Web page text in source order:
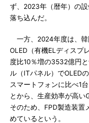
ず、2023年（暦年）の
落ち込んだ。
一方、2024年度は、韓
OLED（有機ELディスプ
度比10％増の3532億円
ル（ITパネル）でOLED
スマートフォンに比べ1
とから、生産効率が高い
そのため、FPD製造装置
めているという。